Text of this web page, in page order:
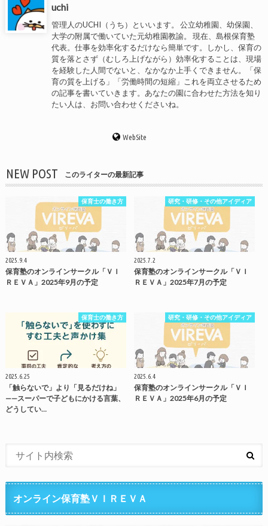
uchi
管理人のUCHI（うち）といいます。 公立幼稚園、幼保園、
大学の附属で働いていた元幼稚園教諭。 現在、島根保育塾
代表。仕事を効率化するだけなら簡単です。しかし、保育の
質を落とさず（むしろ上げながら）効率化することは、現場
を経験した人間でないと、なかなか上手くできません。「保
育の質を上げる」「労働時間の短縮」これを両立させるため
の記事を書いていきます。あなたの園に合わせた方法を知り
たい人は、お問い合わせくださいね。
WebSite
NEW POST このライターの最新記事
保育士の働き方
2025.9.4
保育塾のオンラインサークル「ＶＩ
ＲＥＶＡ」2025年9月の予定
研究・研修・その他アイディア
2025.7.2
保育塾のオンラインサークル「ＶＩ
ＲＥＶＡ」2025年7月の予定
保育士の働き方
2025.6.25
「触らないで」より「見るだけね」
——スーパーで子どもにかける言葉、
どうしてい…
研究・研修・その他アイディア
2025.6.4
保育塾のオンラインサークル「ＶＩ
ＲＥＶＡ」2025年6月の予定
オンライン保育塾ＶＩＲＥＶＡ